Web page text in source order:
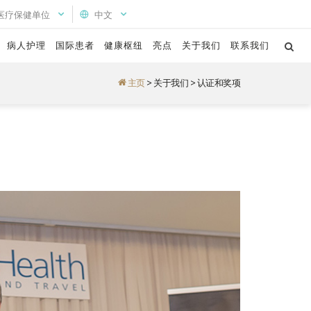
中文
疗保健单位
病人护理 国际患者 健康枢纽 亮点 关于我们 联系我们
主页 > 关于我们 > 认证和奖项